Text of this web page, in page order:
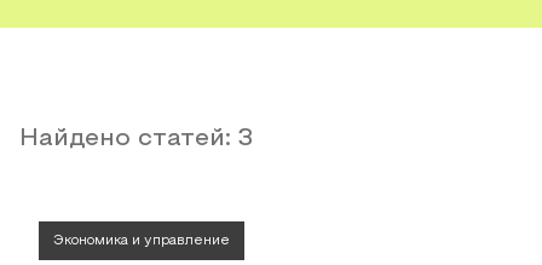
Найдено статей: 3
Экономика и управление